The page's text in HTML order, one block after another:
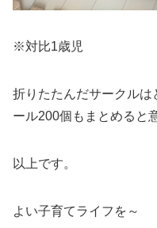
※対比1歳児
折りたたんだサークル
ール200個もまとめると
以上です。
よい子育てライフを～